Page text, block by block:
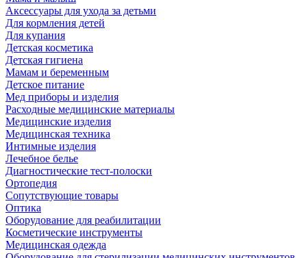
Аксессуары для ухода за детьми
Для кормления детей
Для купания
Детская косметика
Детская гигиена
Мамам и беременным
Детское питание
Мед приборы и изделия
Расходные медицинские материалы
Медицинские изделия
Медицинская техника
Интимные изделия
Лечебное белье
Диагностические тест-полоски
Ортопедия
Сопутствующие товары
Оптика
Оборудование для реабилитации
Косметические инструменты
Медицинская одежда